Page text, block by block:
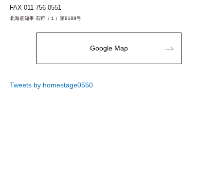
FAX 011-756-0551
北海道知事 石狩（１）第9189号
Google Map
Tweets by homestage0550